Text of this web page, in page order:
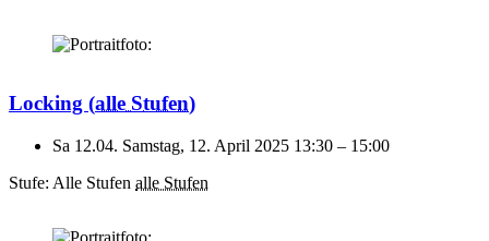
Locking (alle Stufen)
Sa 12.04. Samstag, 12. April 2025 13:30 – 15:00
Stufe: Alle Stufen alle Stufen